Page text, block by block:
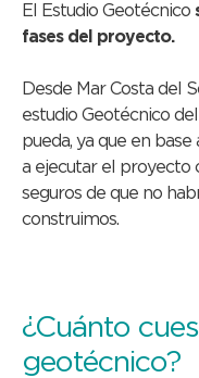
El Estudio Geotécnico
fases del proyecto.
Desde Mar Costa del
estudio Geotécnico
pueda, ya que en
a ejecutar el proyecto
seguros de que no
construimos.
¿Cuánto
geotécnico?